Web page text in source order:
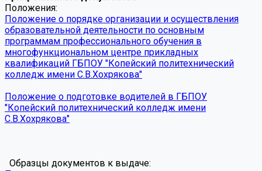
Положения:
Положение о порядке организации и осуществления
образовательной деятельности по основным
программам профессионального обучения в
многофункциональном центре прикладных
квалификаций ГБПОУ "Копейский политехнический
колледж имени С.В.Хохрякова"
Положение о подготовке водителей в ГБПОУ
"Копейский политехнический колледж имени
С.В.Хохрякова"
Образцы документов к выдаче: